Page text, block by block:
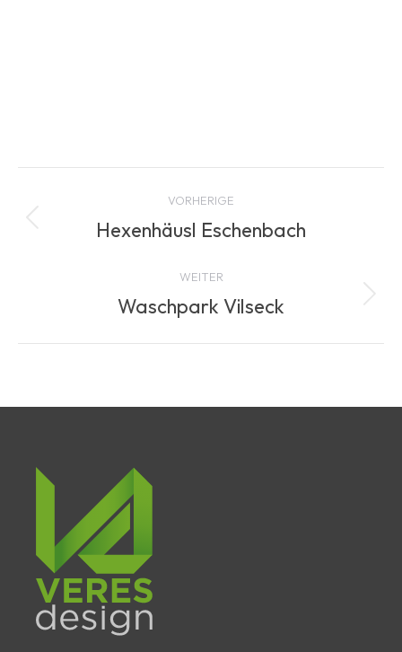
navigation
VORHERIGE
Previous
Hexenhäusl Eschenbach
WEITER
Next
Waschpark Vilseck